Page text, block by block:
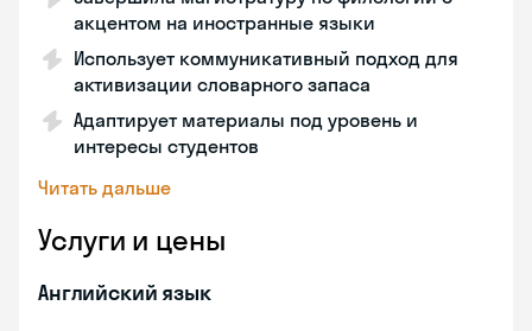
акцентом на иностранные языки
Использует коммуникативный подход для
активизации словарного запаса
Адаптирует материалы под уровень и
интересы студентов
Читать дальше
Услуги и цены
Английский язык